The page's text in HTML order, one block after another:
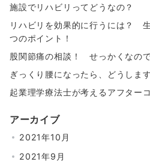
施設でリハビリってどうなの？
リハビリを効果的に行うには？
つのポイント！
股関節痛の相談！ せっかくなの
ぎっくり腰になったら、どうしま
起業理学療法士が考えるアフター
アーカイブ
2021年10月
2021年9月